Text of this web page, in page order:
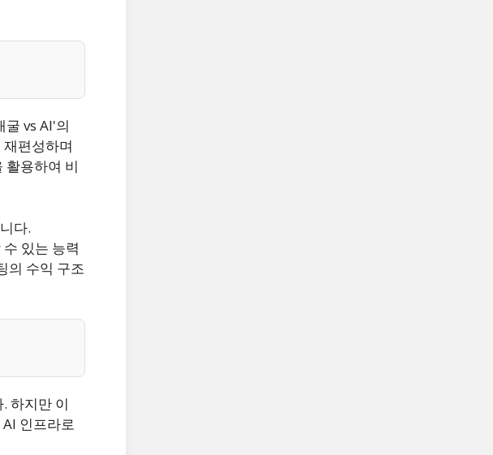
굴 vs AI'의
편성하며
활용하여 비
다.
있는 능력
의 수익 구조
하지만 이
인프라로